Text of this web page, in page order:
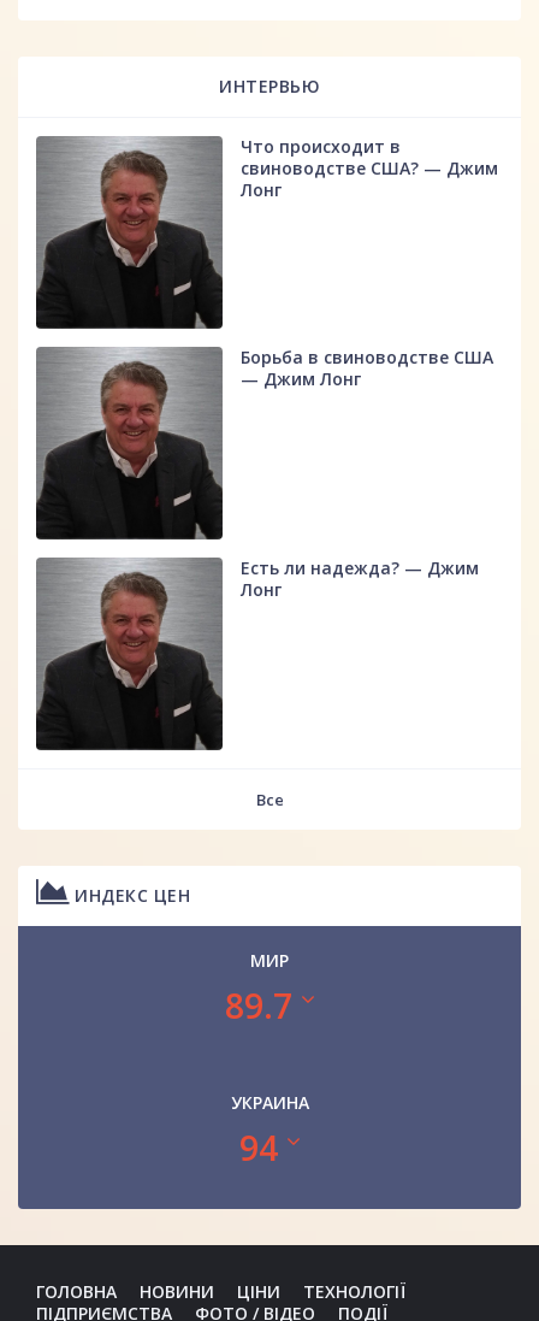
ИНТЕРВЬЮ
Что происходит в
свиноводстве США? — Джим
Лонг
Борьба в свиноводстве США
— Джим Лонг
Есть ли надежда? — Джим
Лонг
Все
ИНДЕКС ЦЕН
МИР
89.7
УКРАИНА
94
ГОЛОВНА НОВИНИ ЦІНИ
ТЕХНОЛОГІЇ
ПІДПРИЄМСТВА
ФОТО / ВІДЕО ПОДІЇ